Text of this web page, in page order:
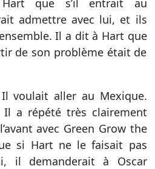
que s’il entrait au
admettre avec lui, et ils
Il a dit à Hart que
de son problème était de
Il voulait aller au Mexique.
Il a répété très clairement
avec Green Grow the
si Hart ne le faisait pas
il demanderait à Oscar